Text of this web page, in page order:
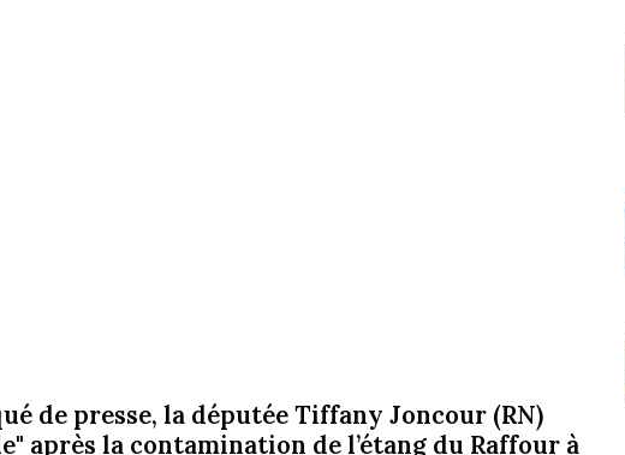
de presse, la députée Tiffany Joncour (RN)
après la contamination de l’étang du Raffour à